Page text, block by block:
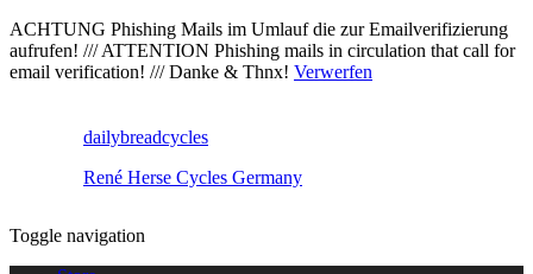
ACHTUNG Phishing Mails im Umlauf die zur Emailverifizierung
aufrufen! /// ATTENTION Phishing mails in circulation that call for
email verification! /// Danke & Thnx! Verwerfen
dailybreadcycles
René Herse Cycles Germany
Toggle navigation